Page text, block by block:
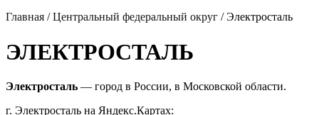
Главная /Центральный федеральный округ / Электросталь
ЭЛЕКТРОСТАЛЬ
Электросталь — город в России, в Московской области.
г. Электросталь на Яндекс.Картах: